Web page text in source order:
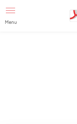
page accessibilité
Menu